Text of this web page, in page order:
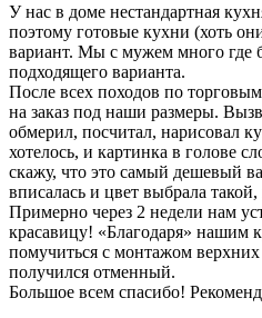
У нас в доме нестандартная
поэтому готовые кухни (хоть
вариант. Мы с мужем много где
подходящего варианта.
После всех походов по
на заказ под наши размеры.
обмерил, посчитал, нарисовал
хотелось, и картинка в голове
скажу, что это самый дешевый
вписалась и цвет выбрала
Примерно через 2 недели нам
красавицу! «Благодаря» нашим
помучиться с монтажом
получился отменный.
Большое всем спасибо!